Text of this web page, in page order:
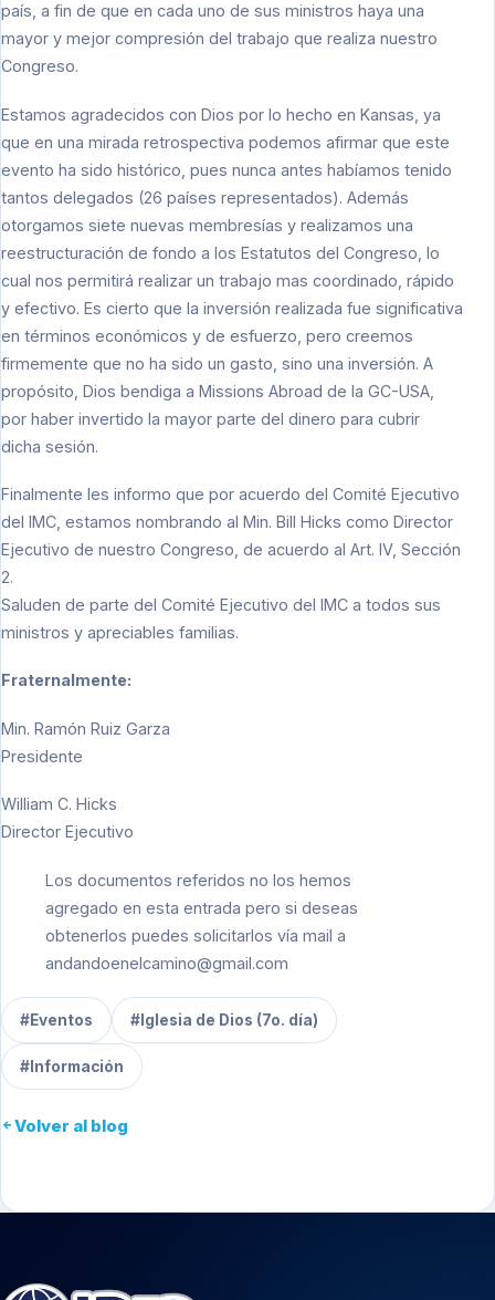
país, a fin de que en cada uno de sus ministros haya una
mayor y mejor compresión del trabajo que realiza nuestro
Congreso.
Estamos agradecidos con Dios por lo hecho en Kansas, ya
que en una mirada retrospectiva podemos afirmar que este
evento ha sido histórico, pues nunca antes habíamos tenido
tantos delegados (26 países representados). Además
otorgamos siete nuevas membresías y realizamos una
reestructuración de fondo a los Estatutos del Congreso, lo
cual nos permitirá realizar un trabajo mas coordinado, rápido
y efectivo. Es cierto que la inversión realizada fue significativa
en términos económicos y de esfuerzo, pero creemos
firmemente que no ha sido un gasto, sino una inversión. A
propósito, Dios bendiga a Missions Abroad de la GC-USA,
por haber invertido la mayor parte del dinero para cubrir
dicha sesión.
Finalmente les informo que por acuerdo del Comité Ejecutivo
del IMC, estamos nombrando al Min. Bill Hicks como Director
Ejecutivo de nuestro Congreso, de acuerdo al Art. IV, Sección
2.
Saluden de parte del Comité Ejecutivo del IMC a todos sus
ministros y apreciables familias.
Fraternalmente:
Min. Ramón Ruiz Garza
Presidente
William C. Hicks
Director Ejecutivo
Los documentos referidos no los hemos
agregado en esta entrada pero si deseas
obtenerlos puedes solicitarlos vía mail a
andandoenelcamino@gmail.com
#Eventos #Iglesia de Dios (7o. día)
#Información
Volver al blog